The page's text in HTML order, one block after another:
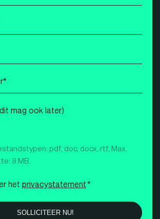
mag ook later)
pdf, doc, docx, rtf, Max.
8 MB.
het privacystatement*